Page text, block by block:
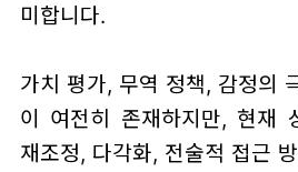
미합니다.
가치 평가, 무역 정책, 감정의
이 여전히 존재하지만, 현재
재조정, 다각화, 전술적 접근